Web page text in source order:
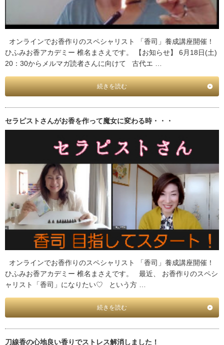
オンラインでお香作りのスペシャリスト 「香司」養成講座開催！
ひふみお香アカデミー 椎名まさえです。 【お知らせ】 6月18日(土)
20：30からメルマガ読者さんに向けて 古代エ …
続きを読む
セラピストさんがお香を作って魔女に変わる時・・・
オンラインでお香作りのスペシャリスト 「香司」養成講座開催！
ひふみお香アカデミー 椎名まさえです。 最近、 お香作りのスペシ
ャリスト「香司」になりたい♡ という方 …
続きを読む
刀線香の心地良い香りでストレス解消しました！